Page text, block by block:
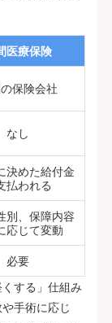
医療保険
保険会社
なし
決めた給付金
払われる
別、保障内容
応じて変動
必要
する」仕組み
手術に応じ